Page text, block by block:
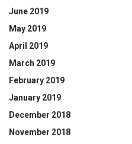
June 2019
May 2019
April 2019
March 2019
February 2019
January 2019
December 2018
November 2018